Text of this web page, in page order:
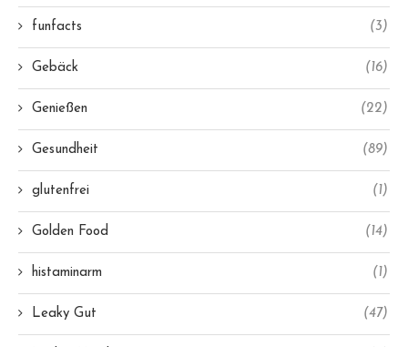
funfacts (3)
Gebäck (16)
Genießen (22)
Gesundheit (89)
glutenfrei (1)
Golden Food (14)
histaminarm (1)
Leaky Gut (47)